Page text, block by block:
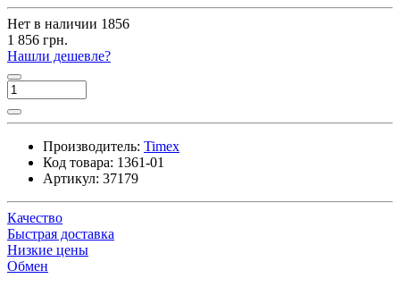
Нет в наличии 1856
1 856 грн.
Нашли дешевле?
Производитель: Timex
Код товара: 1361-01
Артикул: 37179
Качество
Быстрая доставка
Низкие цены
Обмен